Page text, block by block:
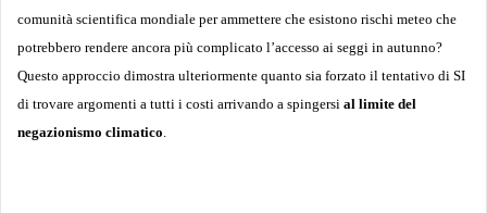
comunità scientifica mondiale per ammettere che esistono rischi meteo che
potrebbero rendere ancora più complicato l’accesso ai seggi in autunno?
Questo approccio dimostra ulteriormente quanto sia forzato il tentativo di SI
di trovare argomenti a tutti i costi arrivando a spingersi al limite del
negazionismo climatico